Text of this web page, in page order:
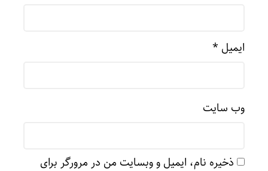
ایمیل *
وب‌ سایت
ذخیره نام، ایمیل و وبسایت من در مرورگر برای